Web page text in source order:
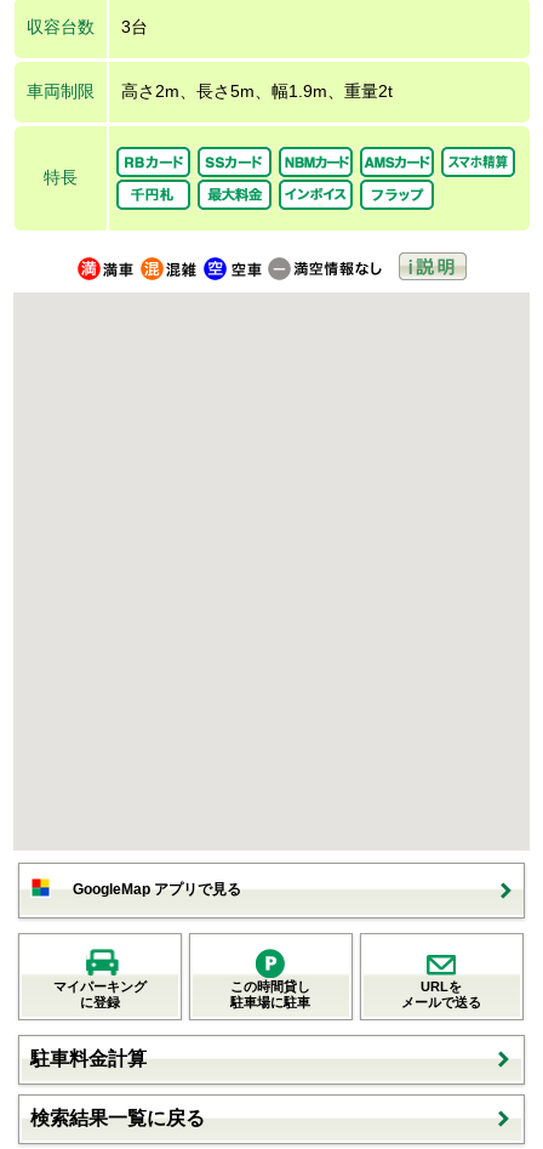
収容台数 3台
車両制限 高さ2m、長さ5m、幅1.9m、重量2t
特長
GoogleMap アプリで見る
マイパーキング
に登録
この時間貸し
駐車場に駐車
URLを
メールで送る
駐車料金計算
検索結果一覧に戻る